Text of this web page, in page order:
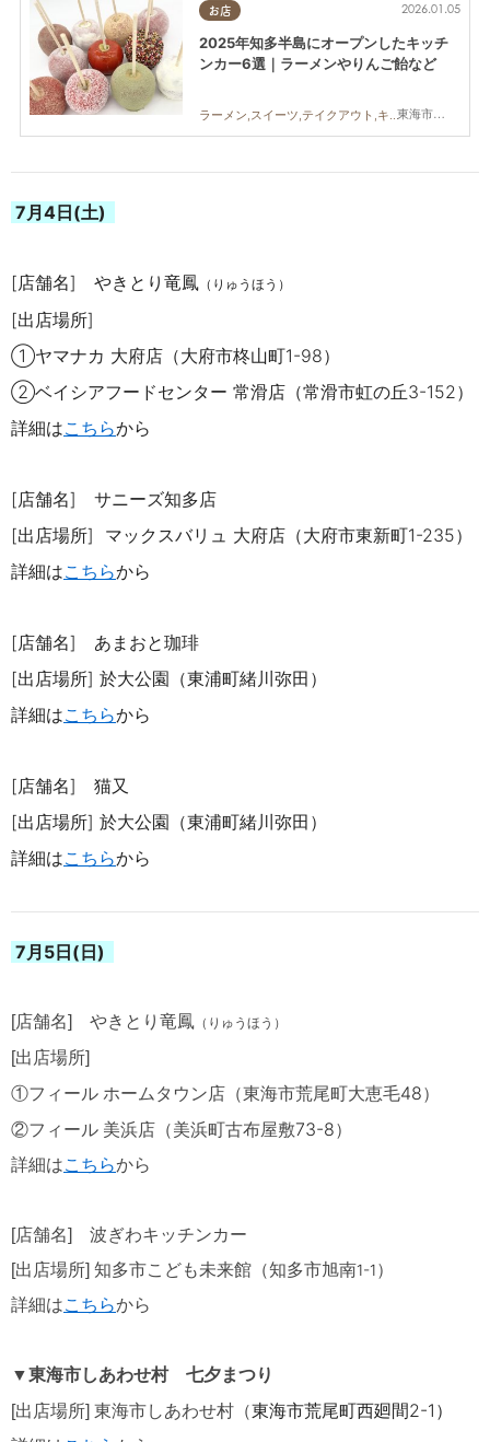
お店
東海市,知多市,阿久比町,武豊町,美浜町,南知多町
2026.01.05
2025年知多半島にオープンしたキッチ
ンカー6選｜ラーメンやりんご飴など
ラーメン,スイーツ,テイクアウト,キッチンカー,開店,まちネタ,まとめ記事
7月4日(土)
[店舗名] やきとり竜鳳 （りゅうほう）
[出店場所]
①ヤマナカ 大府店（大府市柊山町1-98）
②ベイシアフードセンター 常滑店（常滑市虹の丘3-152）
詳細はこちらから
[店舗名] サニーズ知多店
[出店場所]
マックスバリュ 大府店（大府市東新町1-235）
詳細はこちらから
[店舗名] あまおと珈琲
[出店場所] 於大公園（東浦町緒川弥田）
詳細はこちらから
[店舗名] 猫又
[出店場所] 於大公園（東浦町緒川弥田）
詳細はこちらから
7月5日(日)
[店舗名] やきとり竜鳳 （りゅうほう）
[出店場所]
①フィール ホームタウン店（東海市荒尾町大恵毛48）
②フィール 美浜店（美浜町古布屋敷73-8）
詳細はこちらから
[店舗名]
波ぎわキッチンカー
[出店場所] 知多市こども未来館 （知多市旭南1-1）
詳細はこちらから
▼東海市しあわせ村 七夕まつり
[出店場所] 東海市しあわせ村（東海市荒尾町西廻間2-1）